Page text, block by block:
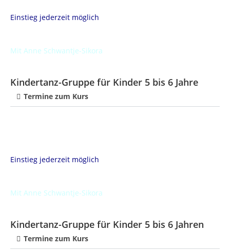
Einstieg jederzeit möglich
Mit Anne Schwantje-Sikora
Kindertanz-Gruppe für Kinder 5 bis 6 Jahre
Termine zum Kurs
Einstieg jederzeit möglich
Mit Anne Schwantje-Sikora
Kindertanz-Gruppe für Kinder 5 bis 6 Jahren
Termine zum Kurs